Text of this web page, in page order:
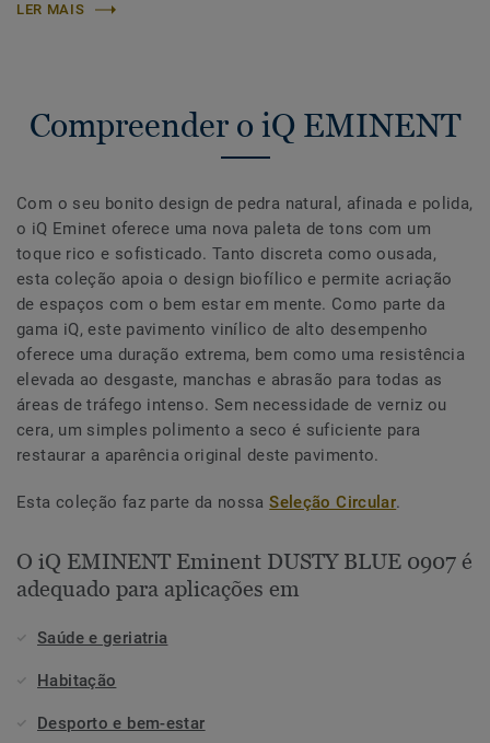
LER MAIS
Compreender o iQ EMINENT
Com o seu bonito design de pedra natural, afinada e polida,
o iQ Eminet oferece uma nova paleta de tons com um
toque rico e sofisticado. Tanto discreta como ousada,
esta coleção apoia o design biofílico e permite acriação
de espaços com o bem estar em mente. Como parte da
gama iQ, este pavimento vinílico de alto desempenho
oferece uma duração extrema, bem como uma resistência
elevada ao desgaste, manchas e abrasão para todas as
áreas de tráfego intenso. Sem necessidade de verniz ou
cera, um simples polimento a seco é suficiente para
restaurar a aparência original deste pavimento.
Esta coleção faz parte da nossaSeleção Circular.
O iQ EMINENT Eminent DUSTY BLUE 0907 é
adequado para aplicações em
Saúde e geriatria
Habitação
Desporto e bem-estar